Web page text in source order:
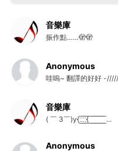
音樂庫
振作點……🫣🫣
Anonymous
哇嗚~ 翻譯的好好
音樂庫
( ￣ 3￣)y{:̲̅:̲̅:̲̅:̲̅{ ̲̅ ̲̅ ̲̅ ̲̅ ̲̅ ̲̅ ̲̅ ̲̅ ̲̅ ...
Anonymous